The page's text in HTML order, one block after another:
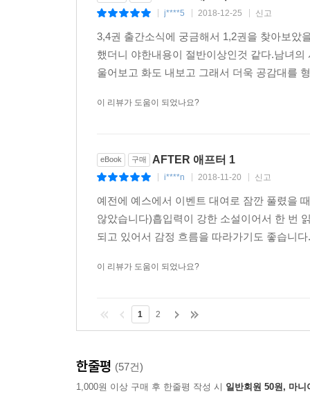
j****5 2018-12-25 신고
3,4권 출간소식에 궁금해서 1,2권을 찾아보았
했더니 야한내용이 절반이상인것 같다.남녀
울어보고 화도 내보고 그래서 더욱 공감대를
이 리뷰가 도움이 되었나요?
eBook 구매 AFTER 애프터 1
i****n 2018-11-20 신고
예전에 예스에서 이벤트 대여로 잠깐 풀렸을
않았습니다)흡입력이 강한 소설이어서 한 번
되고 있어서 감정 흐름을 따라가기도 좋습니
이 리뷰가 도움이 되었나요?
1 2
한줄평 (57건)
1,000원 이상 구매 후 한줄평 작성 시 일반회원 50원, 마니